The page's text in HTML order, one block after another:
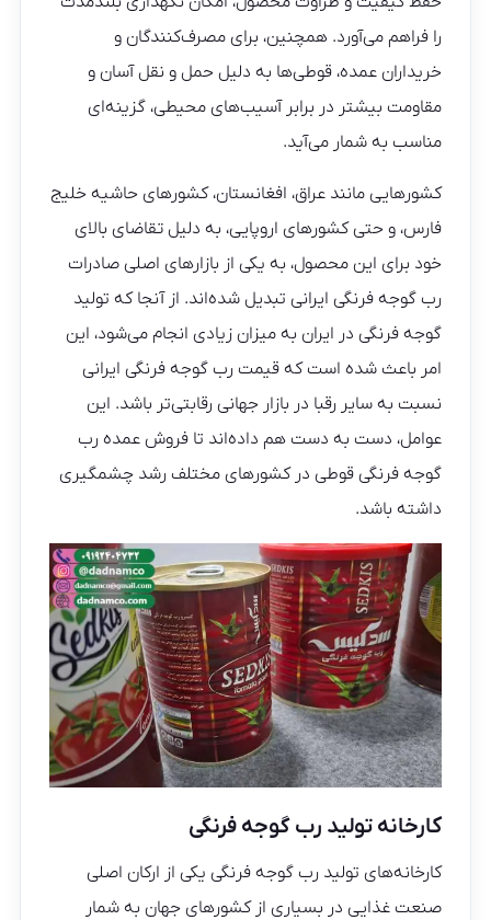
را فراهم می‌آورد. همچنین، برای مصرف‌کنندگان و
خریداران عمده، قوطی‌ها به دلیل حمل و نقل آسان و
مقاومت بیشتر در برابر آسیب‌های محیطی، گزینه‌ای
مناسب به شمار می‌آید.
کشورهایی مانند عراق، افغانستان، کشورهای حاشیه خلیج
فارس، و حتی کشورهای اروپایی، به دلیل تقاضای بالای
خود برای این محصول، به یکی از بازارهای اصلی صادرات
رب گوجه فرنگی ایرانی تبدیل شده‌اند. از آنجا که تولید
گوجه فرنگی در ایران به میزان زیادی انجام می‌شود، این
امر باعث شده است که قیمت رب گوجه فرنگی ایرانی
نسبت به سایر رقبا در بازار جهانی رقابتی‌تر باشد. این
عوامل، دست به دست هم داده‌اند تا فروش عمده رب
گوجه فرنگی قوطی در کشورهای مختلف رشد چشمگیری
داشته باشد.
کارخانه تولید رب گوجه فرنگی
کارخانه‌های تولید رب گوجه فرنگی یکی از ارکان اصلی
صنعت غذایی در بسیاری از کشورهای جهان به شمار